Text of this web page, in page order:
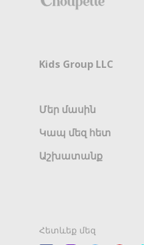
Kids Group LLC
Մեր մասին
Կապ մեզ հետ
Աշխատանք
Հետևեք մեզ